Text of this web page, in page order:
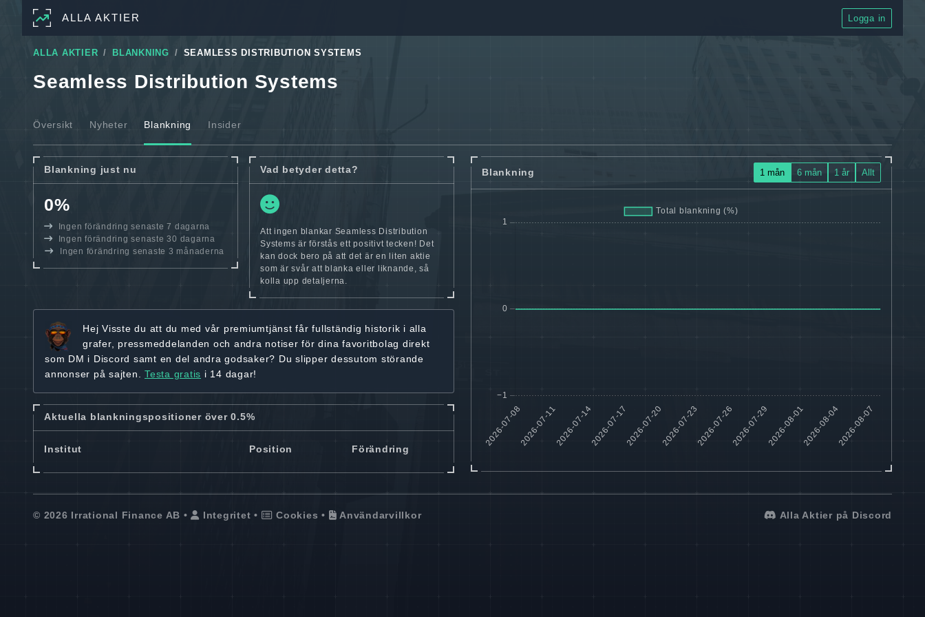
ALLA AKTIER Logga in
ALLA AKTIER BLANKNING SEAMLESS DISTRIBUTION SYSTEMS
Seamless Distribution Systems
Översikt Nyheter Blankning Insider
Blankning just nu
0%
Ingen förändring senaste 7 dagarna
Ingen förändring senaste 30 dagarna
Ingen förändring senaste 3 månaderna
Vad betyder detta?
Att ingen blankar Seamless Distribution
Systems är förstås ett positivt tecken! Det
kan dock bero på att det är en liten aktie
som är svår att blanka eller liknande, så
kolla upp detaljerna.
Hej Visste du att du med vår premiumtjänst fårfullständig historik i alla
grafer, pressmeddelanden och andra notiser för dina favoritbolag direkt
som DM i Discord samt en del andra godsaker? Du slipper dessutom störande
annonser på sajten. Testa gratis i 14 dagar!
Aktuella blankningspositioner över 0.5%
Institut Position Förändring
Blankning 1 mån 6 mån 1 år Allt
© 2026 Irrational Finance AB • Integritet • Cookies • Användarvillkor Alla Aktier på Discord